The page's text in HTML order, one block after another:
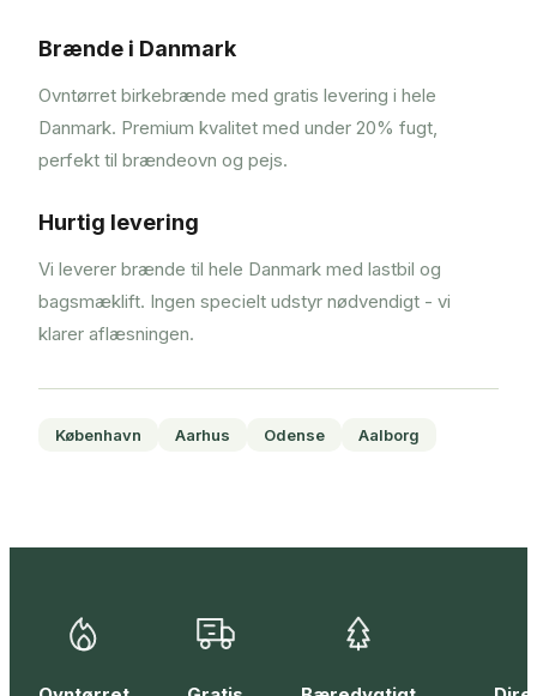
Brænde i Danmark
Ovntørret birkebrænde med gratis levering i hele
Danmark. Premium kvalitet med under 20% fugt,
perfekt til brændeovn og pejs.
Hurtig levering
Vi leverer brænde til hele Danmark med lastbil og
bagsmæklift. Ingen specielt udstyr nødvendigt - vi
klarer aflæsningen.
København Aarhus Odense Aalborg